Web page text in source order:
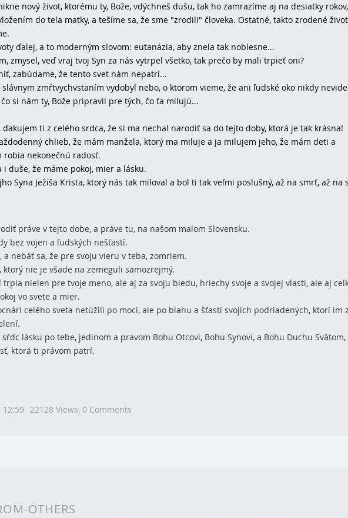
nový život, ktorému ty, Bože, vdýchneš dušu, tak ho zamrazíme aj na desiatky
do tela matky, a tešíme sa, že sme "zrodili" človeka. Ostatné, takto zrodené
ďalej, a to moderným slovom: eutanázia, aby znela tak noblesne...
zmysel, veď vraj tvoj Syn za nás vytrpel všetko, tak prečo by mali trpieť oni?
zabúdame, že tento svet nám nepatrí...
zmŕtvychvstaním vydobyl nebo, o ktorom vieme, že ani ľudské oko nikdy
si nám ty, Bože pripravil pre tých, čo ťa milujú...
ti z celého srdca, že si ma nechal narodiť sa do tejto doby, ktorá je tak krásna!
chlieb, že mám manžela, ktorý ma miluje a ja milujem jeho, že mám deti a
robia nekonečnú radosť.
duše, že máme pokoj, mier a lásku.
Syna Ježiša Krista, ktorý nás tak miloval a bol ti tak veľmi poslušný, až na smrť, až na
práve v tejto dobe, a práve tu, na našom malom Slovensku.
bez vojen a ľudských nešťastí.
nebáť sa, že pre svoju vieru v teba, zomriem.
nie je všade na zemeguli samozrejmý.
nielen pre tvoje meno, ale aj za svoju biedu, hriechy svoje a svojej vlasti, ale aj
vo svete a mier.
celého sveta netúžili po moci, ale po blahu a šťastí svojich podriadených, ktorí im z
lásku po tebe, jedinom a pravom Bohu Otcovi, Bohu Synovi, a Bohu Duchu Svätom,
ktorá ti právom patrí.
22128 Views, 0 Comments
OTHERS